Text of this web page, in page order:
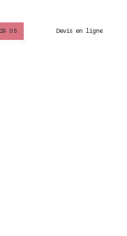
05 Devis en ligne